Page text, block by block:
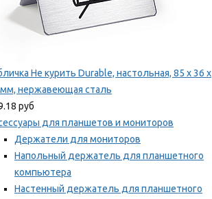
Не курить Durable, настольная, 85 x 36 x
нержавеющая сталь
руб
для планшетов и мониторов
Держатели для мониторов
Напольный держатель для планшетного
компьютера
Настенный держатель для планшетного